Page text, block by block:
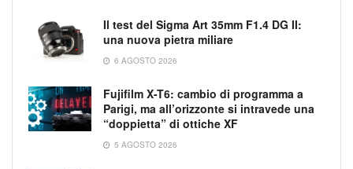
Il test del Sigma Art 35mm F1.4 DG II:
una nuova pietra miliare
6 AGOSTO 2026
Fujifilm X-T6: cambio di programma a
Parigi, ma all’orizzonte si intravede una
“doppietta” di ottiche XF
5 AGOSTO 2026